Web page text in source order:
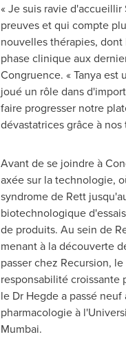
« Je suis ravie
preuves et qui compte
nouvelles thérapies, dont
phase clinique aux
Congruence. « Tanya
joué un rôle dans
faire progresser notre
dévastatrices grâce à
Avant de se joindre à
axée sur la technologie,
syndrome de Rett
biotechnologique
de produits. Au sein de
menant à la découverte
passer chez Recursion,
responsabilité
le Dr Hegde a passé
pharmacologie à
Mumbai.